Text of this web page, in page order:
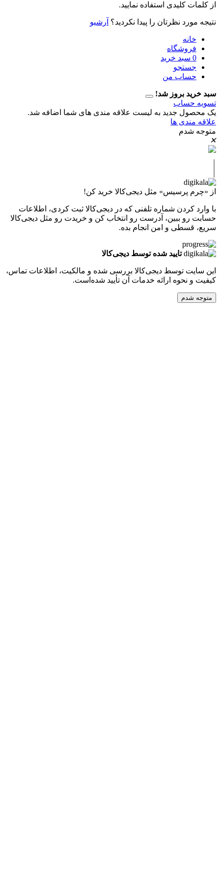
کلیدی استفاده نمایید.
نظرتان را پیدا نکردید؟ آرشیو
سبد خرید
من
بروز شد!
جدید به لیست علاقه مندی های شما اضافه شد.
ها
پرسیس» مثل دیجی‌کالا خرید کن!
شماره تلفنی که در دیجی‌کالا ثبت کردی، اطلاعات
ببین، آدرست رو انتخاب کن و خریدت رو مثل دیجی‌کالا
و امن انجام بده.
تایید شده توسط دیجی‌کالا
توسط دیجی‌کالا بررسی شده و مالکیت، اطلاعات تماس،
ارائه خدمات آن تأیید شده‌است.